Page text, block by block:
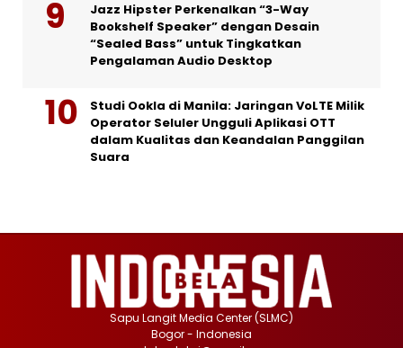
Jazz Hipster Perkenalkan “3-Way
Bookshelf Speaker” dengan Desain
“Sealed Bass” untuk Tingkatkan
Pengalaman Audio Desktop
Studi Ookla di Manila: Jaringan VoLTE Milik
Operator Seluler Ungguli Aplikasi OTT
dalam Kualitas dan Keandalan Panggilan
Suara
Sapu Langit Media Center (SLMC)
Bogor - Indonesia